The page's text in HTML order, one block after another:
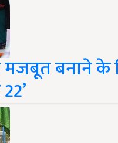
मजबूत बनाने के